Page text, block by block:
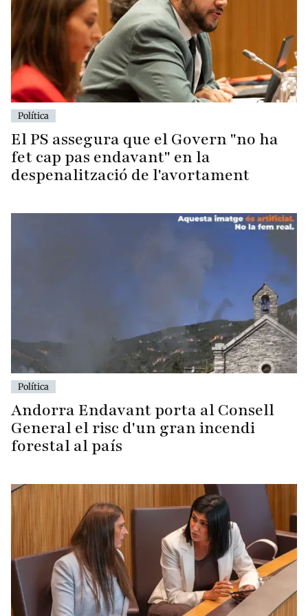
Política
El PS assegura que el Govern "no ha
fet cap pas endavant" en la
despenalització de l'avortament
Política
Andorra Endavant porta al Consell
General el risc d'un gran incendi
forestal al país